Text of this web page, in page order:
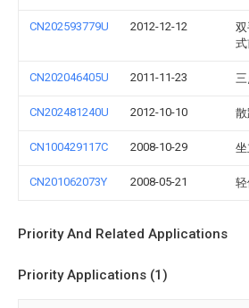
CN202593779U 2012-12-12
CN202046405U 2011-11-23
CN202481240U 2012-10-10
CN100429117C 2008-10-29
CN201062073Y 2008-05-21
Priority And Related Applications
Priority Applications (1)